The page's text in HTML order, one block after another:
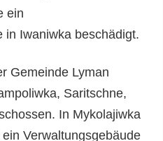
ein
in Iwaniwka beschädigt.
Gemeinde Lyman
Saritschne,
In Mykolajiwka
Verwaltungsgebäude